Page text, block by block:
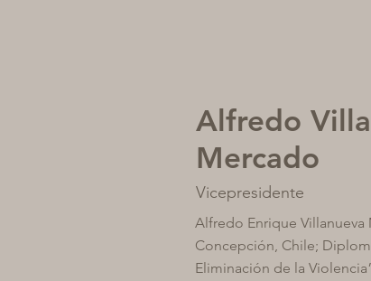
Alfredo
Mercado
Vicepresidente
Alfredo Enrique
Concepción, Chile;
Eliminación de la